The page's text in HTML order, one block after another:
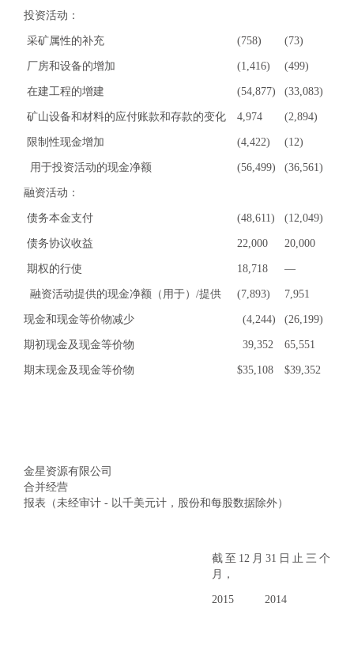
投资活动：
采矿属性的补充 (758) (73)
厂房和设备的增加 (1,416) (499)
在建工程的增建 (54,877) (33,083)
矿山设备和材料的应付账款和存款的变化 4,974 (2,894)
限制性现金增加 (4,422) (12)
用于投资活动的现金净额 (56,499) (36,561)
融资活动：
债务本金支付 (48,611) (12,049)
债务协议收益 22,000 20,000
期权的行使 18,718 —
融资活动提供的现金净额（用于）/提供 (7,893) 7,951
现金和现金等价物减少 (4,244) (26,199)
期初现金及现金等价物 39,352 65,551
期末现金及现金等价物 $35,108 $39,352
金星资源有限公司
合并经营
报表（未经审计 - 以千美元计，股份和每股数据除外）
截至12月31日止三个
月，
2015 2014